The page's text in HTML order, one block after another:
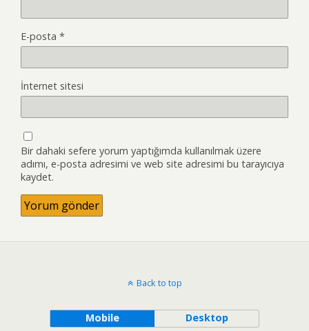
E-posta *
İnternet sitesi
Bir dahaki sefere yorum yaptığımda kullanılmak üzere
adımı, e-posta adresimi ve web site adresimi bu tarayıcıya
kaydet.
Back to top
Mobile Desktop